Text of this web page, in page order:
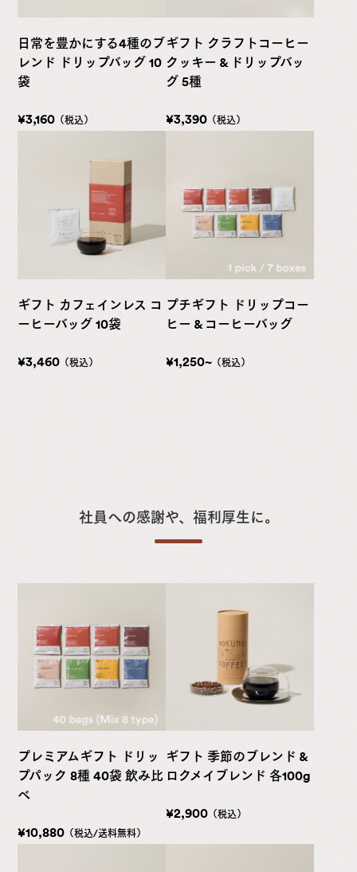
日常を豊かにする4種のブ
レンド ドリップバッグ 10
袋
¥3,160 （税込）
ギフト クラフトコーヒー
クッキー & ドリップバッ
グ 5種
¥3,390 （税込）
ギフト カフェインレス コ
ーヒーバッグ 10袋
¥3,460 （税込）
プチギフト ドリップコー
ヒー & コーヒーバッグ
¥1,250~ （税込）
社員への感謝や、福利厚生に。
プレミアムギフト ドリッ
プパック 8種 40袋 飲み比
べ
¥10,880 （税込/送料無料）
ギフト 季節のブレンド &
ロクメイブレンド 各100g
¥2,900 （税込）